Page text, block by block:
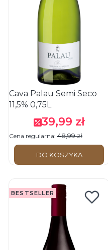
Cava Palau Semi Seco
11,5% 0,75L
Cena promocyjna
39,99 zł
Cena regularna: 48,99 zł
DO KOSZYKA
BESTSELLER